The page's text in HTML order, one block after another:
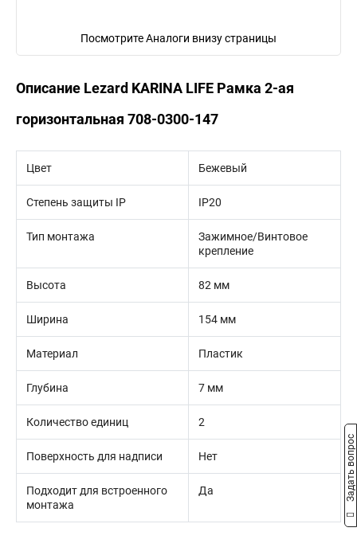
Посмотрите Аналоги внизу страницы
Описание Lezard KARINA LIFE Рамка 2-ая
горизонтальная 708-0300-147
Цвет Бежевый
Степень защиты IP IP20
Тип монтажа
Зажимное/Винтовое
крепление
Высота 82 мм
Ширина 154 мм
Материал Пластик
Глубина 7 мм
Количество единиц 2
Поверхность для надписи Нет
Подходит для встроенного
монтажа
Да Задать вопрос